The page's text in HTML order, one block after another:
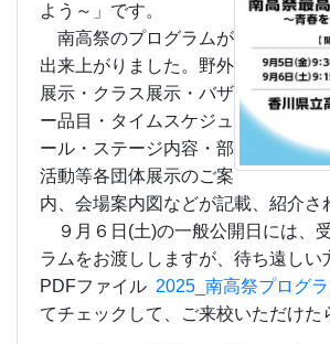
よう～」です。
南高祭のプログラムが
出来上がりました。野外
展示・クラス展示・バザ
ー品目・タイムスケジュ
ール・ステージ内容・部
活動等各団体展示のご案
内、会場案内図などが記載、紹介さ
９月６日(土)の一般公開日には、
ラムをお渡ししますが、待ち遠しい
PDFファイル 2025_南高祭プログ
てチェックして、ご来校いただけた